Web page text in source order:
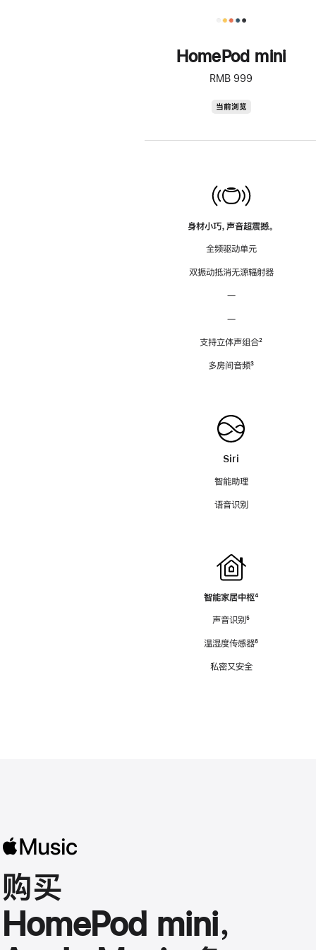
HomePod mini
RMB 999
当前浏览
身材小巧，声音超震撼。
全频驱动单元
双振动抵消无源辐射器
—
—
支持立体声组合脚
²
多房间音频脚
³
Siri
智能助理
语音识别
智能家居中枢脚
⁴
声音识别脚
⁵
温湿度传感器脚
⁶
私密又安全
购买
HomePod mini，